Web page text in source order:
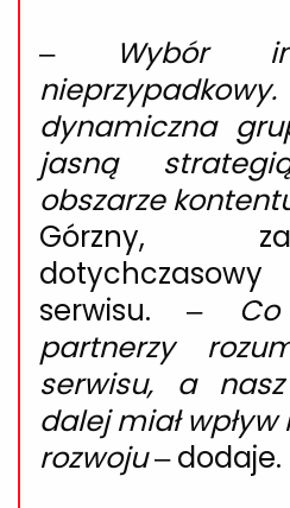
–
Wybór
dynamiczna
jasną
obszarze
Górzny,
serwisu. –
partnerzy
serwisu, a
dalej miał
rozwoju– dodaje.